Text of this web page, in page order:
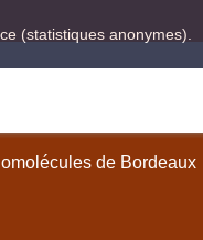
(statistiques anonymes).
de Bordeaux